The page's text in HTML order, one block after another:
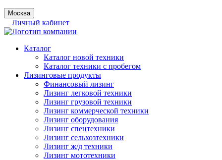
Москва
Личный кабинет
Каталог
Каталог новой техники
Каталог техники с пробегом
Лизинговые продукты
Финансовый лизинг
Лизинг легковой техники
Лизинг грузовой техники
Лизинг коммерческой техники
Лизинг оборудования
Лизинг спецтехники
Лизинг сельхозтехники
Лизинг ж/д техники
Лизинг мототехники